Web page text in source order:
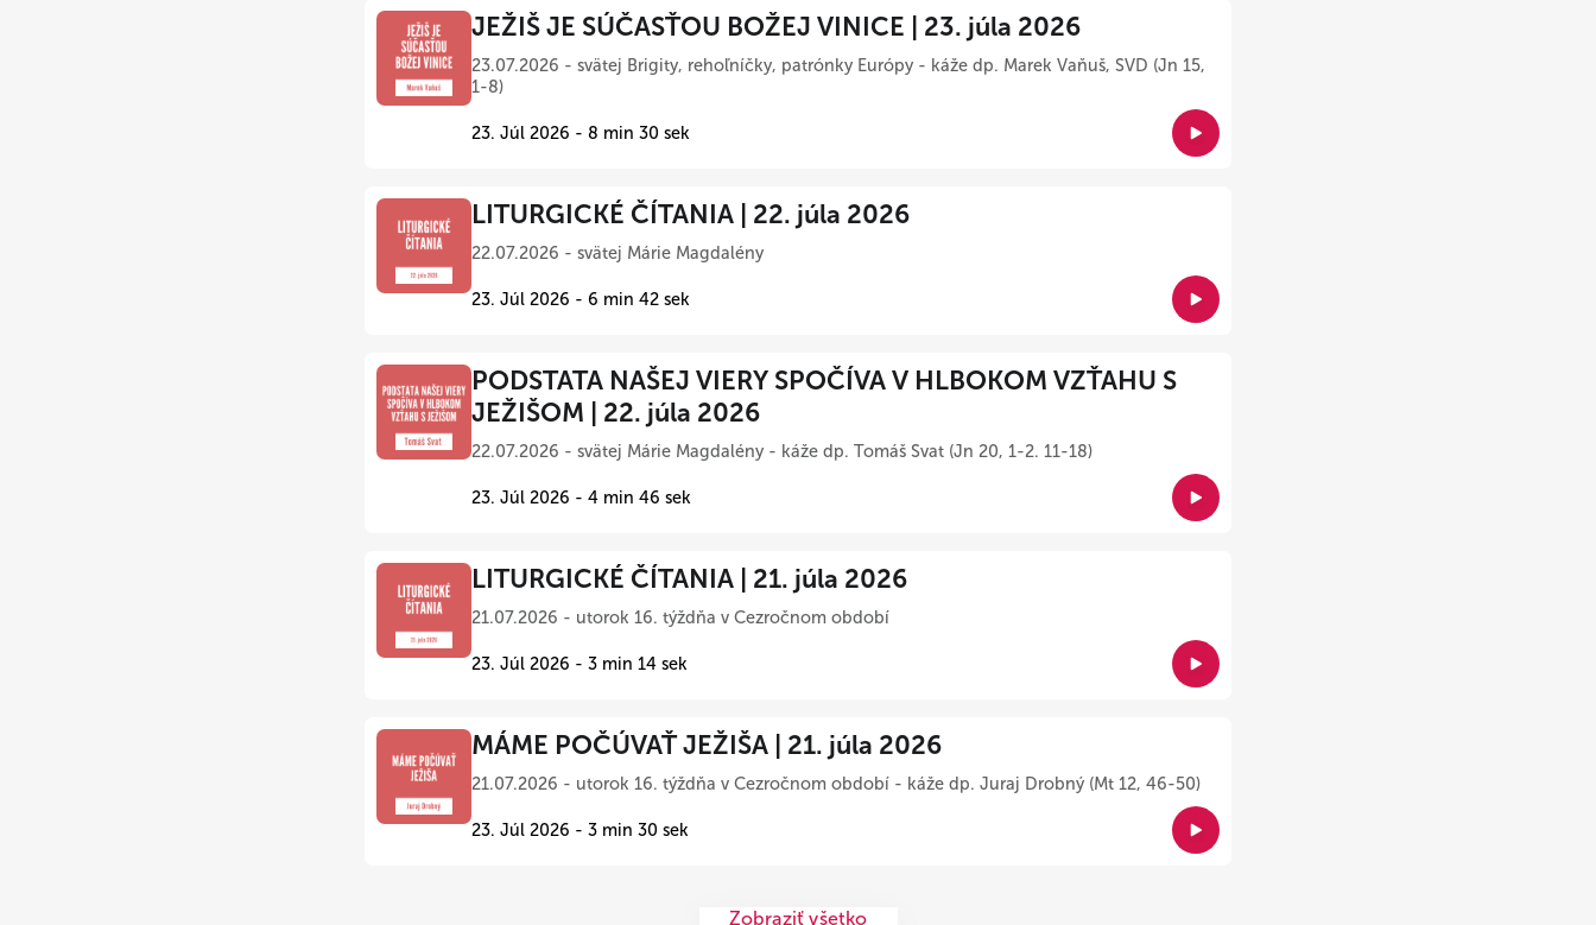
JEŽIŠ JE SÚČASŤOU BOŽEJ VINICE | 23. júla 2026
23.07.2026 - svätej Brigity, rehoľníčky, patrónky Európy - káže dp. Marek Vaňuš, SVD (Jn 15,
1-8)
23. Júl 2026 - 8 min 30 sek
LITURGICKÉ ČÍTANIA | 22. júla 2026
22.07.2026 - svätej Márie Magdalény
23. Júl 2026 - 6 min 42 sek
PODSTATA NAŠEJ VIERY SPOČÍVA V HLBOKOM VZŤAHU S
JEŽIŠOM | 22. júla 2026
22.07.2026 - svätej Márie Magdalény - káže dp. Tomáš Svat (Jn 20, 1-2. 11-18)
23. Júl 2026 - 4 min 46 sek
LITURGICKÉ ČÍTANIA | 21. júla 2026
21.07.2026 - utorok 16. týždňa v Cezročnom období
23. Júl 2026 - 3 min 14 sek
MÁME POČÚVAŤ JEŽIŠA | 21. júla 2026
21.07.2026 - utorok 16. týždňa v Cezročnom období - káže dp. Juraj Drobný (Mt 12, 46-50)
23. Júl 2026 - 3 min 30 sek
Zobraziť všetko